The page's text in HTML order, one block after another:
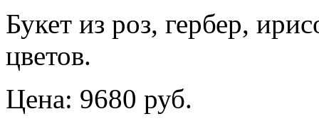
Букет из роз, гербер,
цветов.
Цена: 9680 руб.